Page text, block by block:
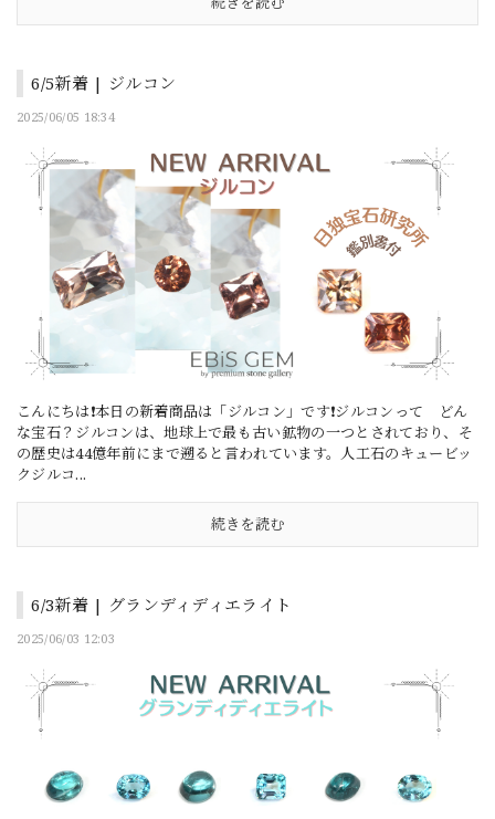
6/5新着 | ジルコン
2025/06/05 18:34
こんにちは❗本日の新着商品は「ジルコン」です❗ジルコンって どん
な宝石？ジルコンは、地球上で最も古い鉱物の一つとされており、そ
の歴史は44億年前にまで遡ると言われています。人工石のキュービッ
クジルコ...
続きを読む
6/3新着 | グランディディエライト
2025/06/03 12:03